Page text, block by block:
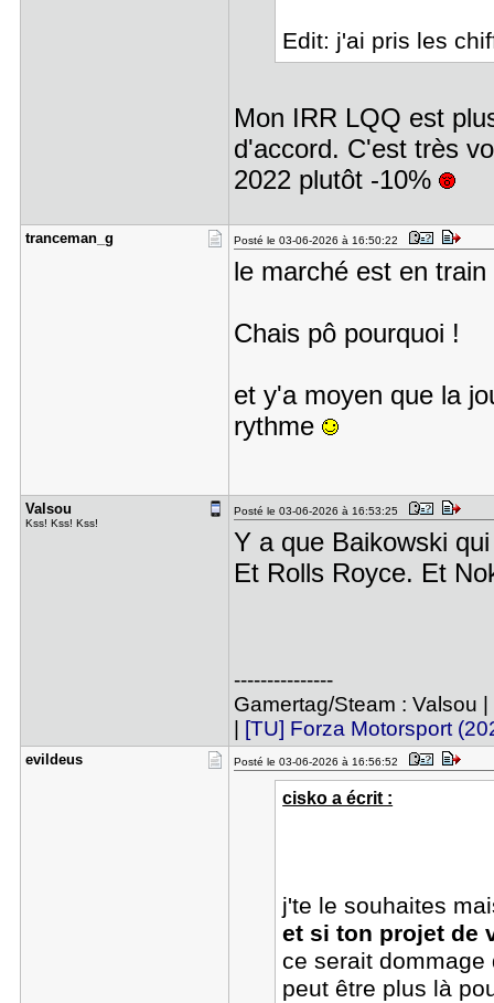
Edit: j'ai pris les
Mon IRR LQQ est
d'accord. C'est très
2022 plutôt -10%
tranceman_​g Posté le 03-06-2026 à 16:50:22
le marché est en
Chais pô pourquoi !
et y'a moyen que la
rythme
Valsou
Kss! Kss! Kss!
Posté le 03-06-2026 à 16:53:25
Y a que Baikowski
Et Rolls Royce. Et
---------------
Gamertag/Steam : Valsou |
[TU] Forza Motorsport
evildeus Posté le 03-06-2026 à 16:56:52
cisko a écrit :
j'te le souhaites
et si ton projet de
ce serait
peut être plus là